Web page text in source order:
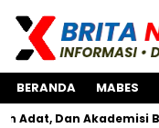
BERANDA MABES
Akademisi Bahas Isu